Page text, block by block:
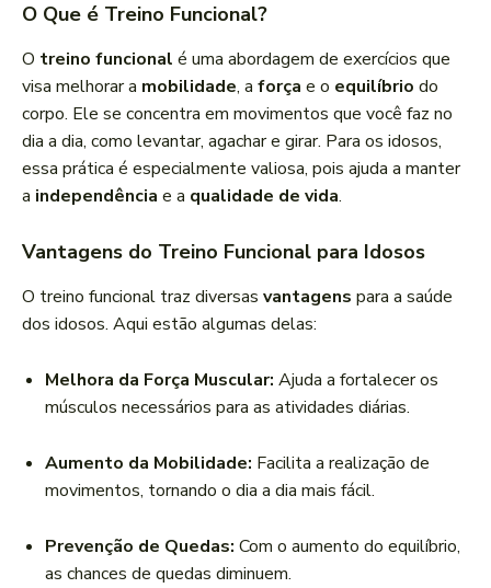
O Que é Treino Funcional?
O treino funcional é uma abordagem de exercícios que
visa melhorar a mobilidade, a força e o equilíbrio do
corpo. Ele se concentra em movimentos que você faz no
dia a dia, como levantar, agachar e girar. Para os idosos,
essa prática é especialmente valiosa, pois ajuda a manter
a independência e a qualidade de vida.
Vantagens do Treino Funcional para Idosos
O treino funcional traz diversas vantagens para a saúde
dos idosos. Aqui estão algumas delas:
Melhora da Força Muscular: Ajuda a fortalecer os
músculos necessários para as atividades diárias.
Aumento da Mobilidade: Facilita a realização de
movimentos, tornando o dia a dia mais fácil.
Prevenção de Quedas: Com o aumento do equilíbrio,
as chances de quedas diminuem.